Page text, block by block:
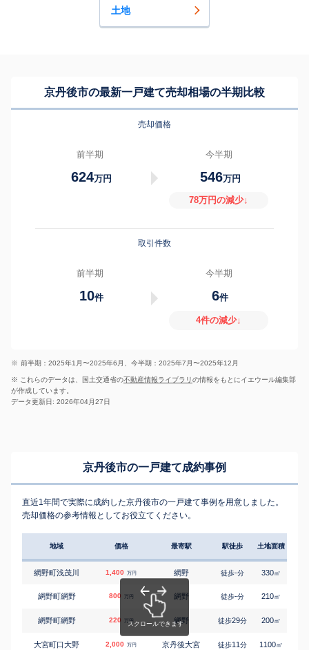
土地
京丹後市の最新一戸建て売却相場の半期比較
売却価格
前半期
624万円
今半期
546万円
78万円の減少↓
取引件数
前半期
10件
今半期
6件
4件の減少↓
※ 前半期：2025年1月〜2025年6月、今半期：2025年7月〜2025年12月
※ これらのデータは、国土交通省の不動産情報ライブラリの情報をもとにイエウール編集部
が作成しています。
データ更新日: 2026年04月27日
京丹後市の一戸建て成約事例
直近1年間で実際に成約した京丹後市の一戸建て事例を用意しました。
売却価格の参考情報としてお役立てください。
地域 価格 最寄駅 駅徒歩 土地面積
網野町浅茂川 1,400 万円 網野 徒歩-分 330㎡
網野町網野 800 万円 網野 徒歩-分 210㎡
網野町網野 220 万円 網野 徒歩29分 200㎡
大宮町口大野 2,000 万円 京丹後大宮 徒歩11分 1100㎡